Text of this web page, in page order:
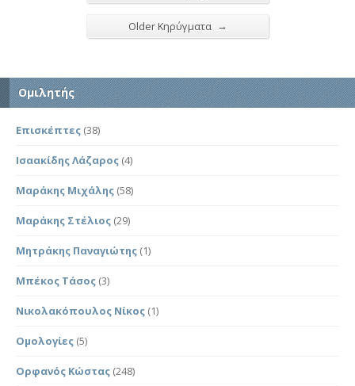
Older Κηρύγματα →
Ομιλητής
Επισκέπτες (38)
Ισαακίδης Λάζαρος (4)
Μαράκης Μιχάλης (58)
Μαράκης Στέλιος (29)
Μητράκης Παναγιώτης (1)
Μπέκος Τάσος (3)
Νικολακόπουλος Νίκος (1)
Ομολογίες (5)
Ορφανός Κώστας (248)